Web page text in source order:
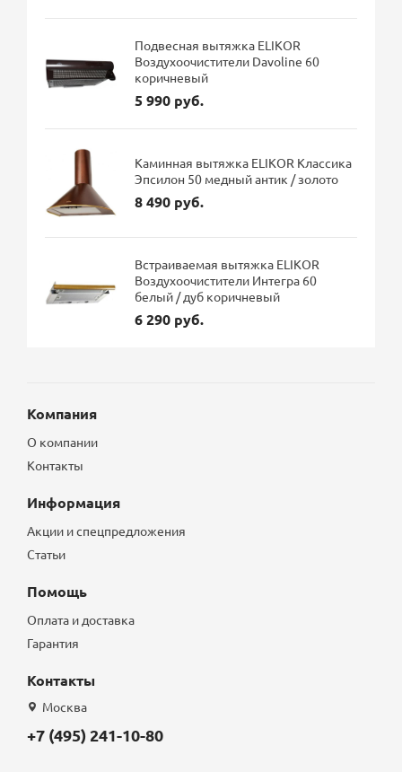
Подвесная вытяжка ELIKOR
Воздухоочистители Davoline 60
коричневый
5 990 руб.
Каминная вытяжка ELIKOR Классика
Эпсилон 50 медный антик / золото
8 490 руб.
Встраиваемая вытяжка ELIKOR
Воздухоочистители Интегра 60
белый / дуб коричневый
6 290 руб.
Компания
О компании
Контакты
Информация
Акции и спецпредложения
Статьи
Помощь
Оплата и доставка
Гарантия
Контакты
Москва
+7 (495) 241-10-80